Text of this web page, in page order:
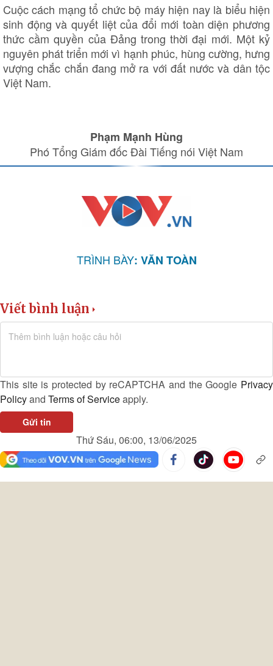
Cải chính
Cuộc cách mạng tổ chức bộ máy hiện nay là biểu hiện
sinh động và quyết liệt của đổi mới toàn diện phương
thức cầm quyền của Đảng trong thời đại mới. Một kỷ
nguyên phát triển mới vì hạnh phúc, hùng cường, hưng
vượng chắc chắn đang mở ra với đất nước và dân tộc
Việt Nam.
Phạm Mạnh Hùng
Phó Tổng Giám đốc Đài Tiếng nói Việt Nam
TRÌNH BÀY: VĂN TOÀN
Viết bình luận
This site is protected by reCAPTCHA and the Google Privacy
Policyand Terms of Serviceapply.
Gửi tin
Thứ Sáu, 06:00, 13/06/2025